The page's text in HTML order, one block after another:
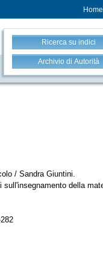
Home
Ricerca su indici
Archivio di Autorità